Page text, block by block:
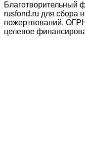
Благотворительный
rusfond.ru для сбора
пожертвований,
целевое